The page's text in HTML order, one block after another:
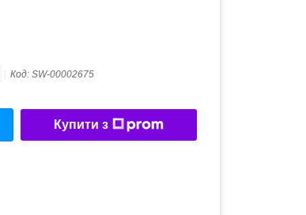
Код: SW-00002675
Купити з